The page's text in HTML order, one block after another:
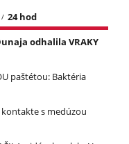
24 hod
odhalila VRAKY
paštétou: Baktéria
kontakte s medúzou